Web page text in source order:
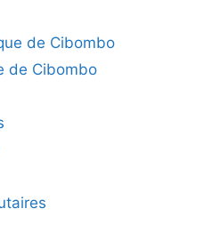
de Cibombo
de Cibombo